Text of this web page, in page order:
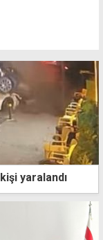
yaralandı